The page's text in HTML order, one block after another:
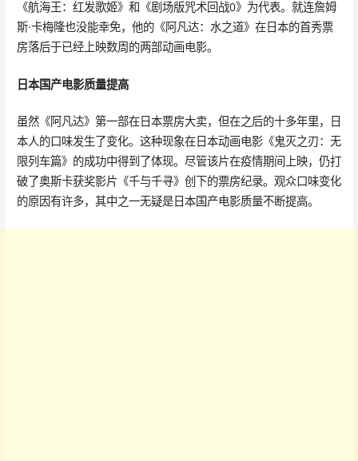
《航海王：红发歌姬》和《剧场版咒术回战0》为代表。就连詹姆
斯·卡梅隆也没能幸免，他的《阿凡达：水之道》在日本的首秀票
房落后于已经上映数周的两部动画电影。
日本国产电影质量提高
虽然《阿凡达》第一部在日本票房大卖，但在之后的十多年里，日
本人的口味发生了变化。这种现象在日本动画电影《鬼灭之刃：无
限列车篇》的成功中得到了体现。尽管该片在疫情期间上映，仍打
破了奥斯卡获奖影片《千与千寻》创下的票房纪录。观众口味变化
的原因有许多，其中之一无疑是日本国产电影质量不断提高。